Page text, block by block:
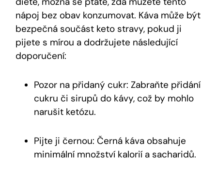
nápoj bez obav konzumovat. Káva může být
bezpečná součást keto stravy, pokud ji
pijete s mírou a dodržujete následující
doporučení:
Pozor na přidaný cukr: Zabraňte přidání
cukru či sirupů do kávy, což by mohlo
narušit ketózu.
Pijte ji černou: Černá káva obsahuje
minimální množství kalorií a sacharidů.